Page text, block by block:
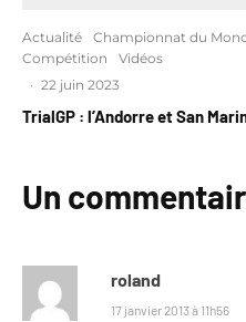
Actualité Championnat du
Compétition
Vidéos
· 22 juin 2023
TrialGP : l’Andorre et San
Un
roland
17 janvier 2013 à 11h56